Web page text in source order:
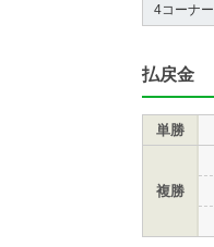
4コーナー
払戻金
単勝
複勝